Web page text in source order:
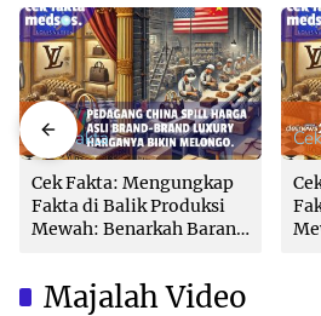
Cek Fakta
Cek Fakta: Mengungkap
Fakta di Balik Produksi
Mewah: Benarkah Barang
Majalah Video